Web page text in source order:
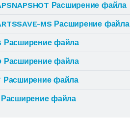
Расширение файла
MS Расширение файла
Расширение файла
Расширение файла
Расширение файла
Расширение файла